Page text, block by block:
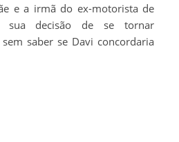
e a irmã do ex-motorista de
sua decisão de se tornar
saber se Davi concordaria